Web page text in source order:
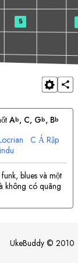
5
Ab, C, Gb, Bb
C Ả Rập
blues và một
không có quãng
UkeBuddy © 2010